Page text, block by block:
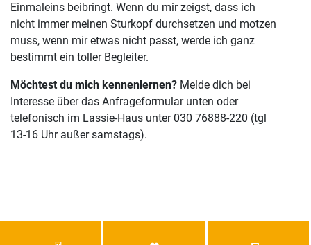
Einmaleins beibringt. Wenn du mir zeigst, dass ich
nicht immer meinen Sturkopf durchsetzen und motzen
muss, wenn mir etwas nicht passt, werde ich ganz
bestimmt ein toller Begleiter.
Möchtest du mich kennenlernen? Melde dich bei
Interesse über das Anfrageformular unten oder
telefonisch im Lassie-Haus unter 030 76888-220 (tgl
13-16 Uhr außer samstags).